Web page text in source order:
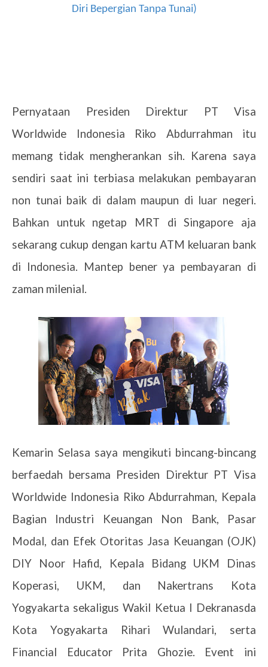
Diri Bepergian Tanpa Tunai)
Pernyataan Presiden Direktur PT Visa
Worldwide Indonesia Riko Abdurrahman itu
memang tidak mengherankan sih. Karena saya
sendiri saat ini terbiasa melakukan pembayaran
non tunai baik di dalam maupun di luar negeri.
Bahkan untuk ngetap MRT di Singapore aja
sekarang cukup dengan kartu ATM keluaran bank
di Indonesia. Mantep bener ya pembayaran di
zaman milenial.
Kemarin Selasa saya mengikuti bincang-bincang
berfaedah bersama Presiden Direktur PT Visa
Worldwide Indonesia Riko Abdurrahman, Kepala
Bagian Industri Keuangan Non Bank, Pasar
Modal, dan Efek Otoritas Jasa Keuangan (OJK)
DIY Noor Hafid, Kepala Bidang UKM Dinas
Koperasi, UKM, dan Nakertrans Kota
Yogyakarta sekaligus Wakil Ketua I Dekranasda
Kota Yogyakarta Rihari Wulandari, serta
Financial Educator Prita Ghozie. Event ini